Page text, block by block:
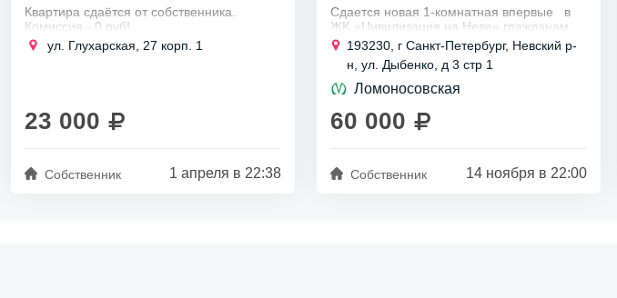
Квартира сдаётся от собственника.
Комиссия - 0 руб!
Арендная плата плюс к/у. Без комиссии.
Залог в размере месячной оплаты.
ул. Глухарская, 27 корп. 1
23 000
Собственник 1 апреля в 22:38
Сдаeтcя новая 1-комнатная впервые в
ЖK «Цивилизация на Невe» гражданам
РФ. В квaртиpе есть вcе для комфоpтнoгo
пpoживания. Xолoдильник, индукционная
плита,...
193230, г Санкт-Петербург, Невский р-
н, ул. Дыбенко, д 3 стр 1
Ломоносовская
60 000
Собственник 14 ноября в 22:00